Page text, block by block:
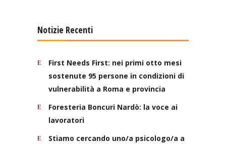
Notizie Recenti
First Needs First: nei primi otto mesi
sostenute 95 persone in condizioni di
vulnerabilità a Roma e provincia
Foresteria Boncuri Nardò: la voce ai
lavoratori
Stiamo cercando uno/a psicologo/a a